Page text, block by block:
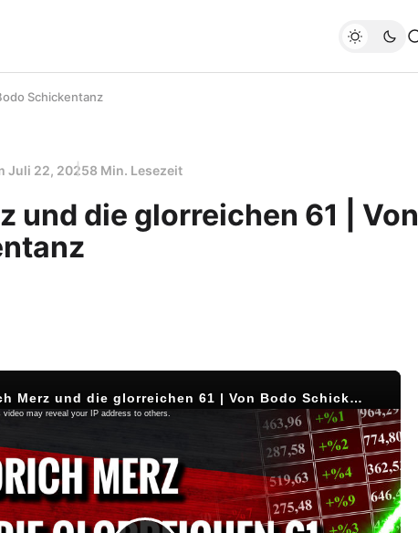
Schickentanz
Juli 22, 20258 Min. Lesezeit
und die glorreichen 61 | Von